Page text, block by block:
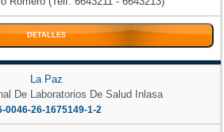
DETALLES
La Paz
De Laboratorios De Salud Inlasa
0046-26-1675149-1-2